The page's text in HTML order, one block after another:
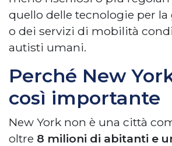
quello delle tecnologie per
o dei servizi di mobilità
autisti umani.
Perché New
così importante
New York non è una città
oltre 8 milioni di abitanti e